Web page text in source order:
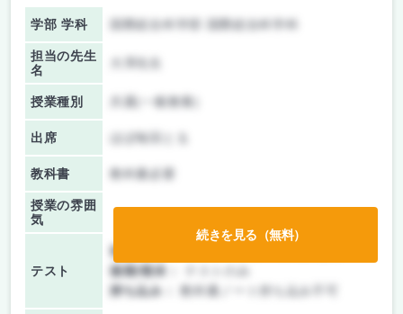
学部 学科 国際総合科学部 国際総合科学科
担当の先生
名
授業種別 共通(一般教養)
出席 ほぼ毎回とる
教科書 教科書必要
授業の雰囲
気
テスト
前期/中間：
後期/期末：
持ち込み：
教科書ノート持ち込み不可
続きを見る（無料）